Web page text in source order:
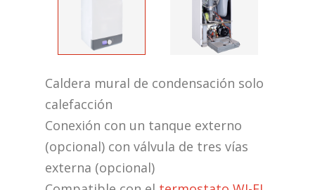
Caldera mural de condensación solo
calefacción
Conexión con un tanque externo
(opcional) con válvula de tres vías
externa (opcional)